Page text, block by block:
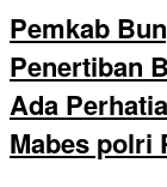
Pemkab
Penertiban
Ada
Mabes polri